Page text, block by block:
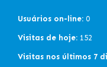
Usuários on-line: 0
Visitas de hoje: 152
Visitas nos últimos 7